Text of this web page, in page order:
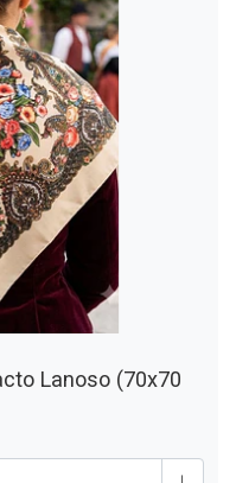
Lanoso (70x70